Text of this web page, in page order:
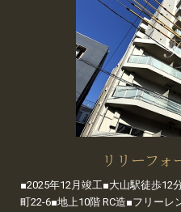
リリーフォ
■2025年12月竣工■大山駅徒歩12
町22-6■地上10階 RC造■フリーレ